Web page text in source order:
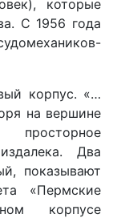
которые
С 1956 года
корпус. «…
на вершине
Два
показывают
«Пермские
корпусе